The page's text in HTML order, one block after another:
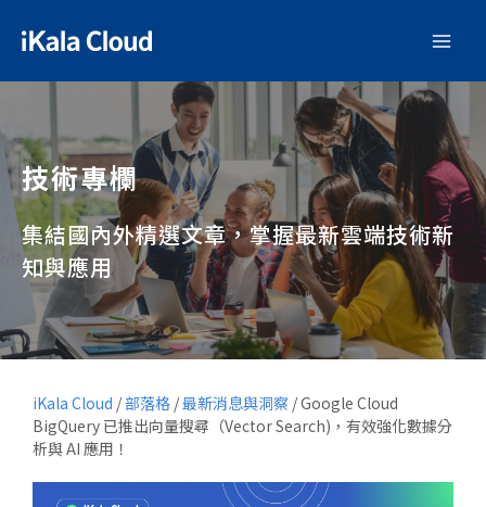
技術專欄
集結國內外精選文章，掌握最新雲端技術新
知與應用
iKala Cloud /部落格 /最新消息與洞察 /Google Cloud
BigQuery 已推出向量搜尋（Vector Search)，有效強化數據分
析與 AI 應用！